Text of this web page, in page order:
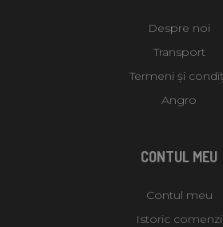
Despre noi
Transport
Termeni și
Angro
CONTUL MEU
Contul meu
Istoric comenzi